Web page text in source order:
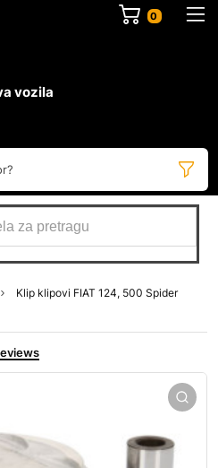
0
vozila
Klip klipovi FIAT 124, 500 Spider